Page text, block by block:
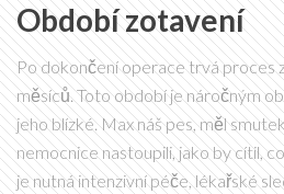
Období zotavení
Po dokončení operace trvá proces
měsíců. Toto období je náročným
jeho blízké. Max náš pes, měl
nemocnice nastoupili, jako by cítil,
je nutná intenzivní péče, lékařské